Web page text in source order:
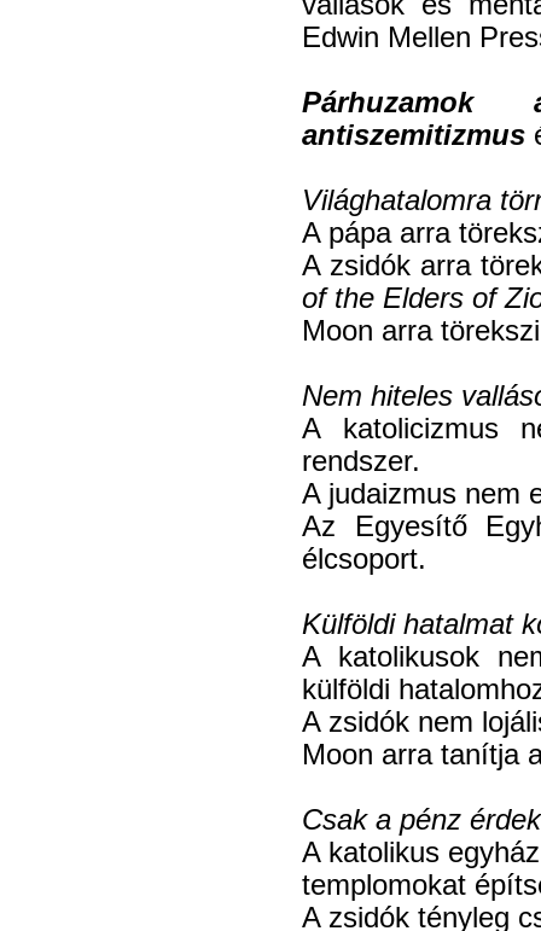
Edwin Mellen
Párhuzamok
antiszemitizmus
Világhatalomra
A pápa arra
A zsidók arra
of the Elders of
Moon arra
Nem hiteles
A katolicizmus
rendszer.
A judaizmus nem
Az Egyesítő
élcsoport.
Külföldi hatalmat
A katolikusok
külföldi
A zsidók nem
Moon arra tanítja
Csak a pénz
A katolikus
templomokat
A zsidók tényleg